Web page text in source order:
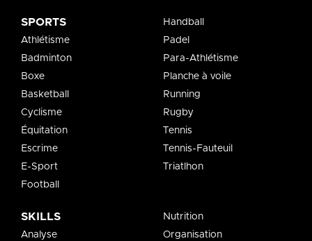
SPORTS
Athlétisme
Badminton
Boxe
Basketball
Cyclisme
Équitation
Escrime
E-Sport
Football
Handball
Padel
Para-Athlétisme
Planche à voile
Running
Rugby
Tennis
Tennis-Fauteuil
Triatlhon
SKILLS
Analyse
Nutrition
Organisation